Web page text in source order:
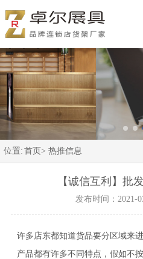
位置: 首页> 热推信息
【诚信互利】批
发布时间：2021-
许多店东都知道货品要分区域来
产品都有许多不同特点，假如不